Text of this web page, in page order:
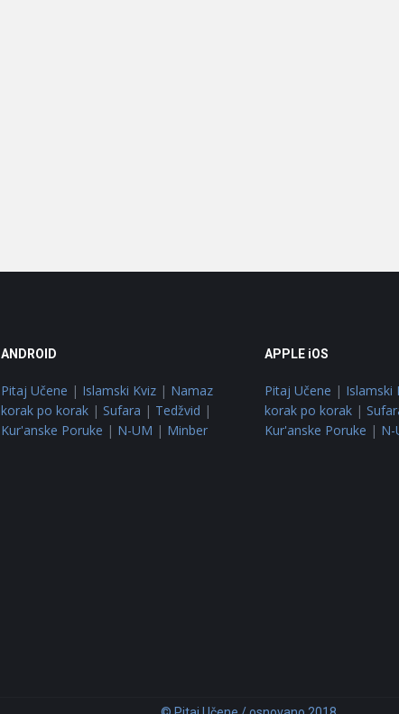
ANDROID
Pitaj Učene | Islamski Kviz| Namaz
korak po korak| Sufara | Tedžvid |
Kur'anske Poruke | N-UM | Minber
APPLE iOS
Pitaj Učene | Islamski
korak po korak |
Kur'anske Poruke | N-